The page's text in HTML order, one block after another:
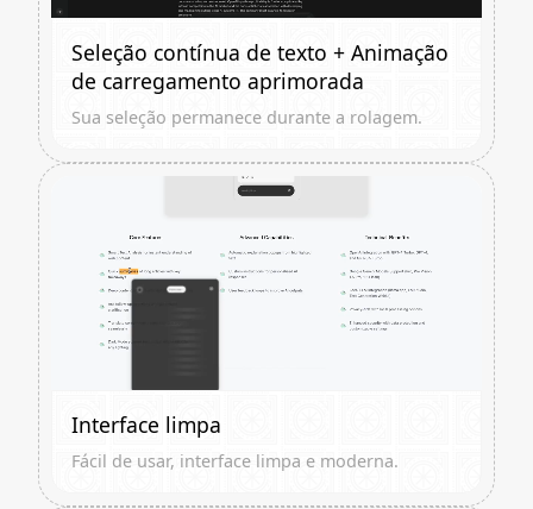
Seleção contínua de texto + Animação
de carregamento aprimorada
Sua seleção permanece durante a rolagem.
Interface limpa
Fácil de usar, interface limpa e moderna.